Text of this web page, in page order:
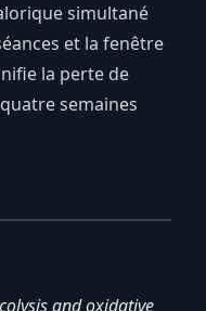
simultané
et la fenêtre
la perte de
semaines
and oxidative